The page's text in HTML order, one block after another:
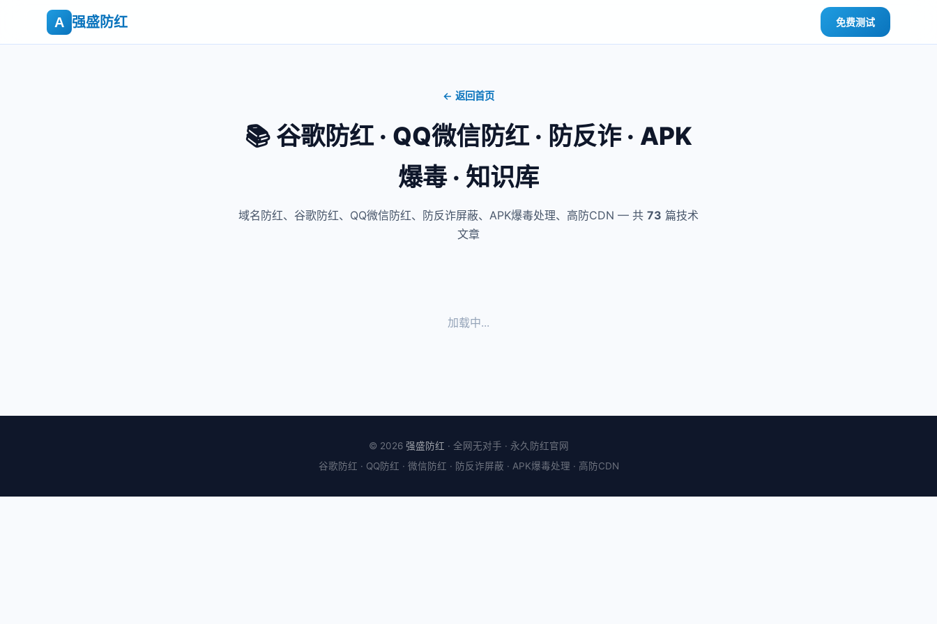
A 强盛防红 免费测试
← 返回首页
📚 谷歌防红 · QQ微信防红 · 防反诈 · APK
爆毒 · 知识库
域名防红、谷歌防红、QQ微信防红、防反诈屏蔽、APK爆毒处理、高防CDN — 共 73 篇技术
文章
加载中...
© 2026 强盛防红 · 全网无对手 · 永久防红官网
谷歌防红 · QQ防红 · 微信防红 · 防反诈屏蔽 · APK爆毒处理 · 高防CDN